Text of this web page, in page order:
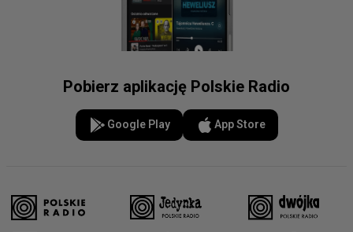
Pobierz aplikację Polskie Radio
Google Play App Store